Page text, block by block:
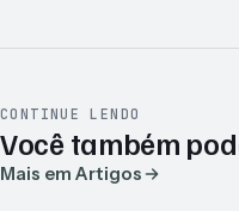
CONTINUE LENDO
Você também
Mais em Artigos